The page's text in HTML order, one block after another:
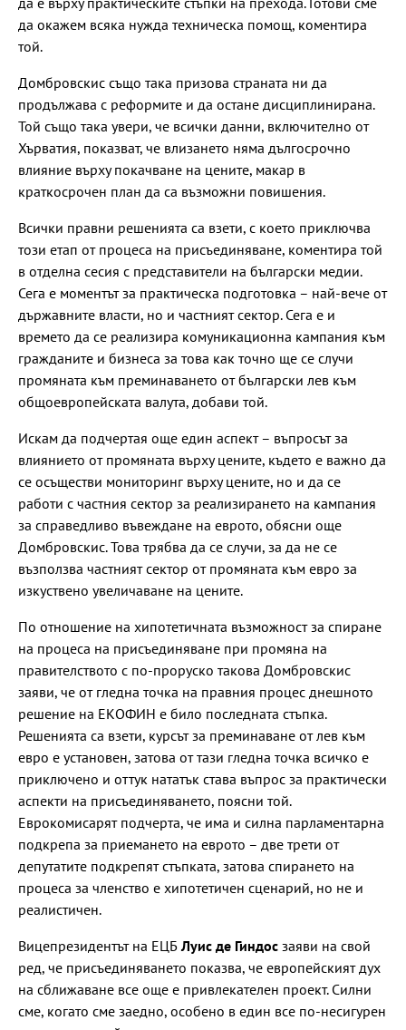
да окажем всяка нужда техническа помощ, коментира
той.
Домбровскис също така призова страната ни да
продължава с реформите и да остане дисциплинирана.
Той също така увери, че всички данни, включително от
Хърватия, показват, че влизането няма дългосрочно
влияние върху покачване на цените, макар в
краткосрочен план да са възможни повишения.
Всички правни решенията са взети, с което приключва
този етап от процеса на присъединяване, коментира той
в отделна сесия с представители на български медии.
Сега е моментът за практическа подготовка – най-вече от
държавните власти, но и частният сектор. Сега е и
времето да се реализира комуникационна кампания към
гражданите и бизнеса за това как точно ще се случи
промяната към преминаването от български лев към
общоевропейската валута, добави той.
Искам да подчертая още един аспект – въпросът за
влиянието от промяната върху цените, където е важно да
се осъществи мониторинг върху цените, но и да се
работи с частния сектор за реализирането на кампания
за справедливо въвеждане на еврото, обясни още
Домбровскис. Това трябва да се случи, за да не се
възползва частният сектор от промяната към евро за
изкуствено увеличаване на цените.
По отношение на хипотетичната възможност за спиране
на процеса на присъединяване при промяна на
правителството с по-проруско такова Домбровскис
заяви, че от гледна точка на правния процес днешното
решение на ЕКОФИН е било последната стъпка.
Решенията са взети, курсът за преминаване от лев към
евро е установен, затова от тази гледна точка всичко е
приключено и оттук нататък става въпрос за практически
аспекти на присъединяването, поясни той.
Еврокомисарят подчерта, че има и силна парламентарна
подкрепа за приемането на еврото – две трети от
депутатите подкрепят стъпката, затова спирането на
процеса за членство е хипотетичен сценарий, но не и
реалистичен.
Вицепрезидентът на ЕЦБЛуис де Гиндос заяви на свой
ред, че присъединяването показва, че европейският дух
на сближаване все още е привлекателен проект. Силни
сме, когато сме заедно, особено в един все по-несигурен